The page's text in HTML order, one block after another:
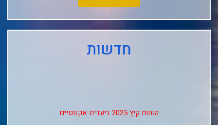
חדשות
הנחות קיץ 2025 ביעדים אקזוטיים